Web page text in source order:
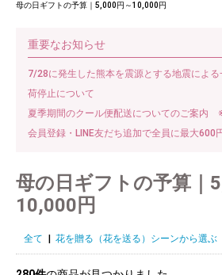
母の日ギフトの予算｜5,000円～10,000円
重要なお知らせ
7/28に発生した熊本を震源とする地震によ
荷停止について
夏季期間のクール便配送についてのご案内
会員登録・LINE友だち追加で全員に最大600
母の日ギフトの予算｜
10,000円
全て 花を贈る（花を送る）シーンから選ぶ